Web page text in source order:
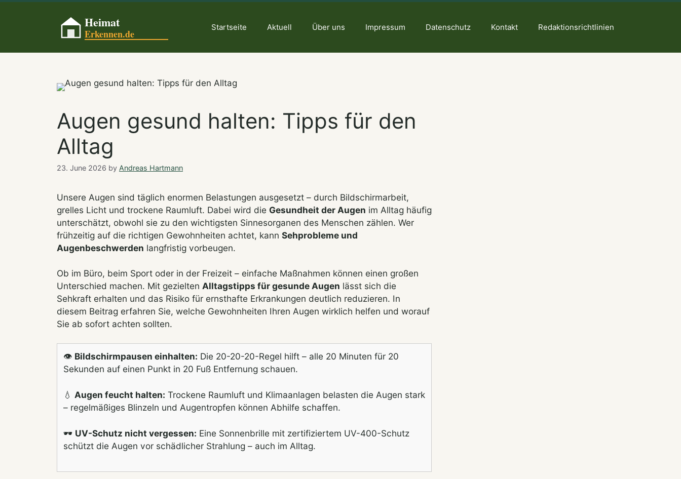
Startseite Aktuell Über uns Impressum Datenschutz Kontakt Redaktionsrichtlinien
Augen gesund halten: Tipps für den
Alltag
23. June 2026 by Andreas Hartmann
Unsere Augen sind täglich enormen Belastungen ausgesetzt – durch Bildschirmarbeit,
grelles Licht und trockene Raumluft. Dabei wird die Gesundheit der Augen im Alltag häufig
unterschätzt, obwohl sie zu den wichtigsten Sinnesorganen des Menschen zählen. Wer
frühzeitig auf die richtigen Gewohnheiten achtet, kann Sehprobleme und
Augenbeschwerden langfristig vorbeugen.
Ob im Büro, beim Sport oder in der Freizeit – einfache Maßnahmen können einen großen
Unterschied machen. Mit gezielten Alltagstipps für gesunde Augen lässt sich die
Sehkraft erhalten und das Risiko für ernsthafte Erkrankungen deutlich reduzieren. In
diesem Beitrag erfahren Sie, welche Gewohnheiten Ihren Augen wirklich helfen und worauf
Sie ab sofort achten sollten.
👁️ Bildschirmpausen einhalten: Die 20-20-20-Regel hilft – alle 20 Minuten für 20
Sekunden auf einen Punkt in 20 Fuß Entfernung schauen.
💧 Augen feucht halten: Trockene Raumluft und Klimaanlagen belasten die Augen stark
– regelmäßiges Blinzeln und Augentropfen können Abhilfe schaffen.
🕶️ UV-Schutz nicht vergessen: Eine Sonnenbrille mit zertifiziertem UV-400-Schutz
schützt die Augen vor schädlicher Strahlung – auch im Alltag.